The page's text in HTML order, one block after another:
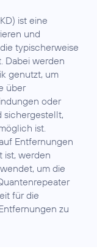
ist eine
und
typischerweise
Dabei werden
genutzt, um
über
oder
sichergestellt,
ist.
Entfernungen
ist, werden
um die
für die
zu